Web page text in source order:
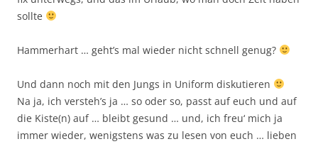
sollte
Hammerhart … geht’s mal wieder nicht schnell genug?
Und dann noch mit den Jungs in Uniform diskutieren
Na ja, ich versteh’s ja … so oder so, passt auf euch und auf
die Kiste(n) auf … bleibt gesund … und, ich freu‘ mich ja
immer wieder, wenigstens was zu lesen von euch … lieben